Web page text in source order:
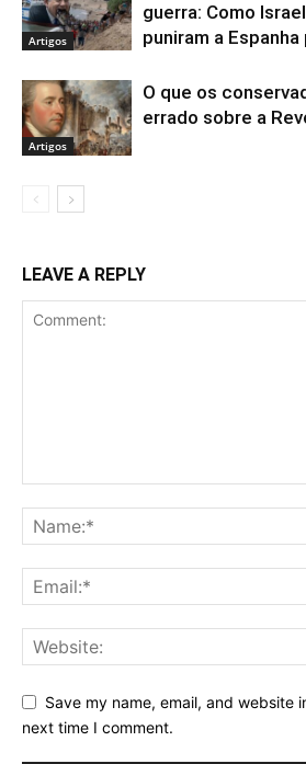
Artigos
guerra: Como
puniram a
Artigos
O que os
errado sobre a
LEAVE A REPLY
Save my name, email, and website
next time I comment.